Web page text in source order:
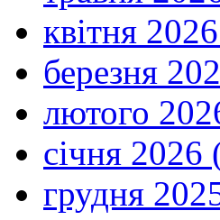
квітня
березня
лютого
січня 2026
грудня